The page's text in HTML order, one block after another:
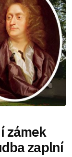
zámek
zaplní